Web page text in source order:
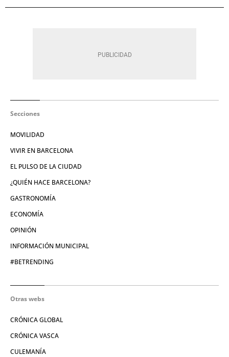
Secciones
MOVILIDAD
VIVIR EN BARCELONA
EL PULSO DE LA CIUDAD
¿QUIÉN HACE BARCELONA?
GASTRONOMÍA
ECONOMÍA
OPINIÓN
INFORMACIÓN MUNICIPAL
#BETRENDING
Otras webs
CRÓNICA GLOBAL
CRÓNICA VASCA
CULEMANÍA